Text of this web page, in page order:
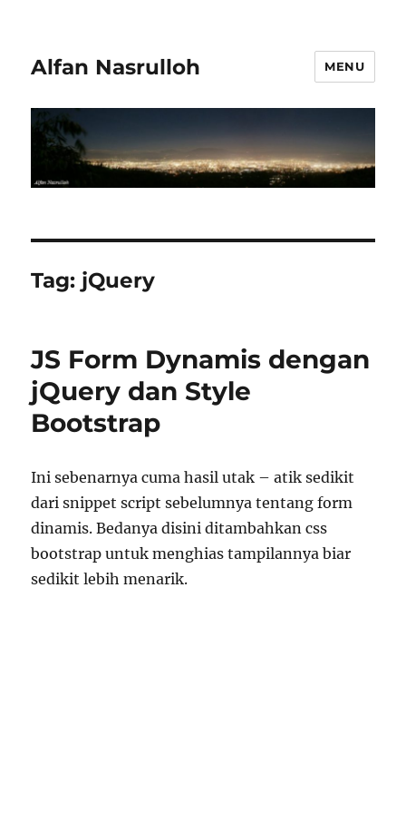
Alfan Nasrulloh MENU
Tag: jQuery
JS Form Dynamis dengan
jQuery dan Style
Bootstrap
Ini sebenarnya cuma hasil utak – atik sedikit
dari snippet script sebelumnya tentang form
dinamis. Bedanya disini ditambahkan css
bootstrap untuk menghias tampilannya biar
sedikit lebih menarik.